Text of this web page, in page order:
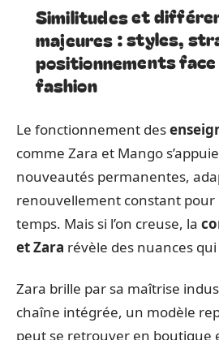
Similitudes et
majeures : styles,
positionnements
fashion
Le fonctionnement des
comme Zara et Mango
nouveautés permanentes,
renouvellement constant pour
temps. Mais si l’on creuse, la
et Zara révèle des nuances
Zara brille par sa maîtrise
chaîne intégrée, un modèle
peut se retrouver en boutique